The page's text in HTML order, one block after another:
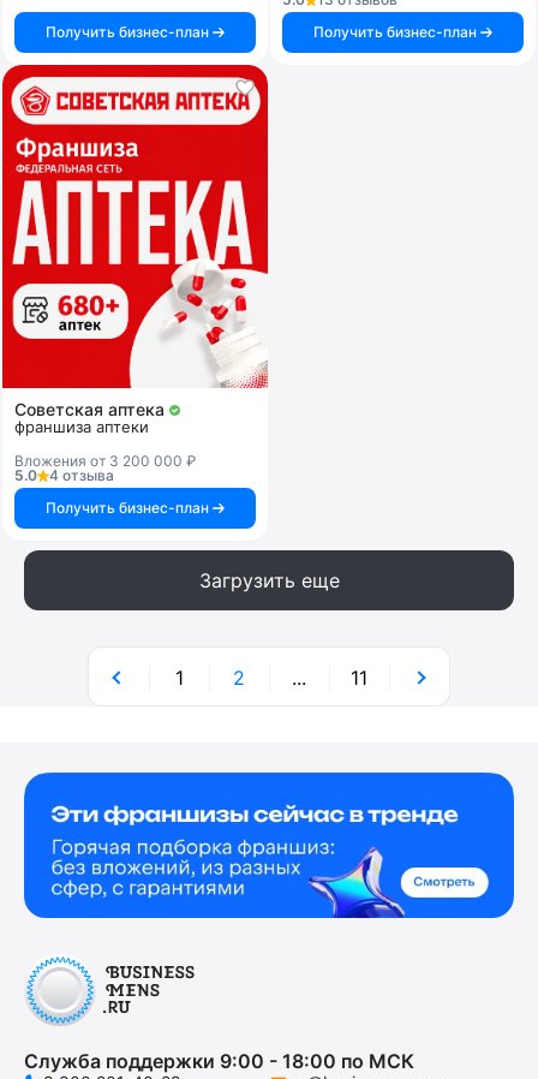
Получить бизнес-план
Получить бизнес-план
Советская аптека
франшиза аптеки
Вложения от 3 200 000 ₽
5.0
4 отзыва
Получить бизнес-план
Загрузить еще
1 2 ... 11
Служба поддержки 9:00 - 18:00 по МСК